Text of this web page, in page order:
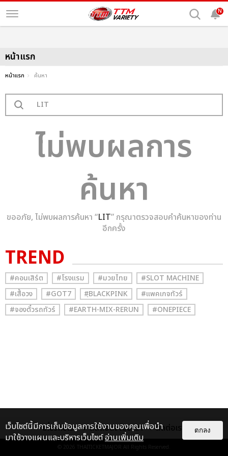
N
หน้าแรก
หน้าแรก ค้นหา
ไม่พบผลการ
ค้นหา
ขออภัย, ไม่พบผลการค้นหา “LIT” กรุณาตรวจสอบคำค้นหาของท่าน
อีกครั้ง
TREND
#คอนเสิร์ต #โรงแรม #มวยไทย
#SLOT MACHINE
#เสื้อวง
#GOT7 #ฺBLACKPINK
#แพคเกจทัวร์
#จองตั๋วรถทัวร์
#EARTH-MIX-RERUN #ONEPIECE
เกี่ยวกับเรา ติดต่อลงโฆษณา ติดต่อเรา
© 2026 THAITICKETMAJOR All Rights Reserved.
เว็บไซต์นี้มีการเก็บข้อมูลการใช้งานของคุณเพื่อนำ
มาใช้วางแผนและบริหารเว็บไซต์อ่านเพิ่มเติม
ตกลง